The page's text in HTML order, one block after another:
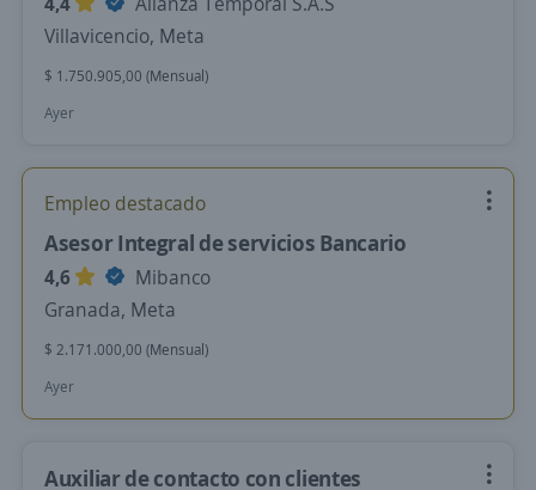
Villavicencio, Meta
$ 1.750.905,00 (Mensual)
Ayer
Empleo destacado
Asesor Integral de servicios Bancario
4,6
Mibanco
Granada, Meta
$ 2.171.000,00 (Mensual)
Ayer
Auxiliar de contacto con clientes